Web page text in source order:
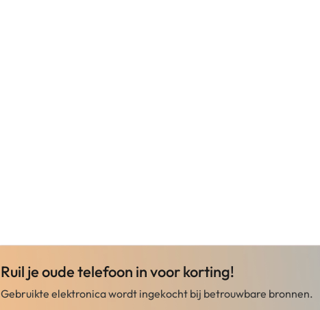
Ruil je oude telefoon in voor korting!
Gebruikte elektronica wordt ingekocht bij betrouwbare bronnen.